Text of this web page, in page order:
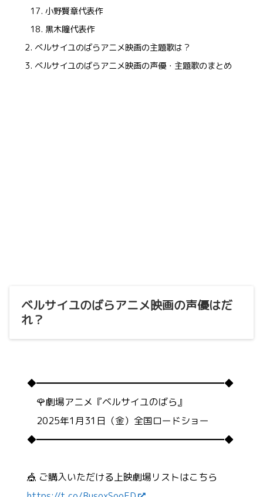
小野賢章代表作
黒木瞳代表作
ベルサイユのばらアニメ映画の主題歌は？
ベルサイユのばらアニメ映画の声優・主題歌のまとめ
ベルサイユのばらアニメ映画の声優はだ
れ？
◆━━━━━━━━━━━━━━━━━━━━◆
🌹劇場アニメ『ベルサイユのばら』
2025年1月31日（金）全国ロードショー
◆━━━━━━━━━━━━━━━━━━━━◆
🎪 ご購入いただける上映劇場リストはこちら